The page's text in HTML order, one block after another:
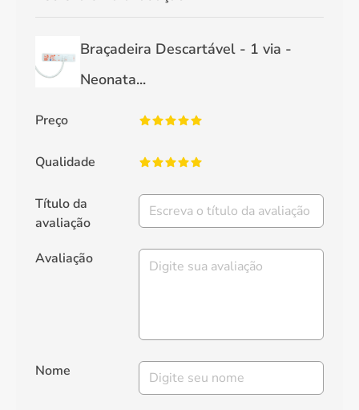
Braçadeira Descartável - 1 via -
Neonata...
Preço
Qualidade
Título da
avaliação
Avaliação
Nome